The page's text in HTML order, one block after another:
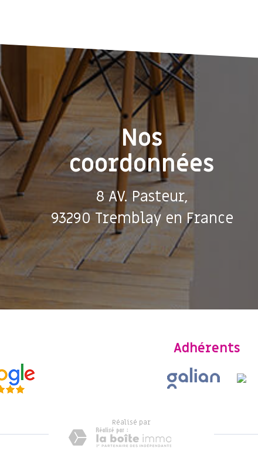
Nos
coordonnées
8 AV. Pasteur,
93290 Tremblay en France
Adhérents
réalisé par